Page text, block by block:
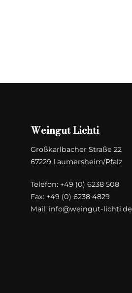
Weingut Lichti
Großkarlbacher Straße 22
67229 Laumersheim/Pfalz
Telefon: +49 (0) 6238 508
Fax: +49 (0) 6238 4829
Mail: info@weingut-lichti.de